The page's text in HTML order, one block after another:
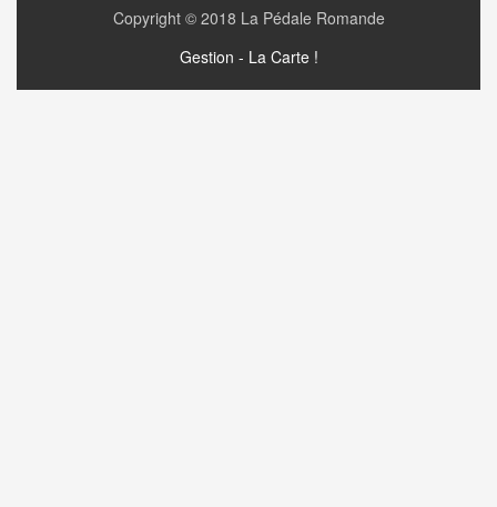
Copyright © 2018 La Pédale Romande
Gestion - La Carte !